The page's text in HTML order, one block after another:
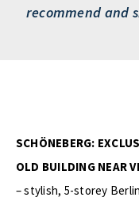
recommend and
SCHÖNEBERG:
OLD BUILDING NEAR
– stylish, 5-storey